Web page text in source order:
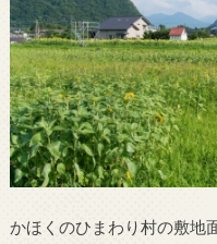
かほくのひまわり村の敷地